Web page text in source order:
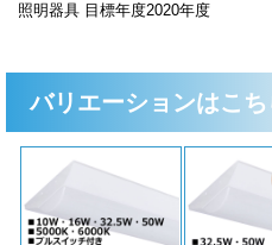
照明器具 目標年度2020年度
バリエーションはこち